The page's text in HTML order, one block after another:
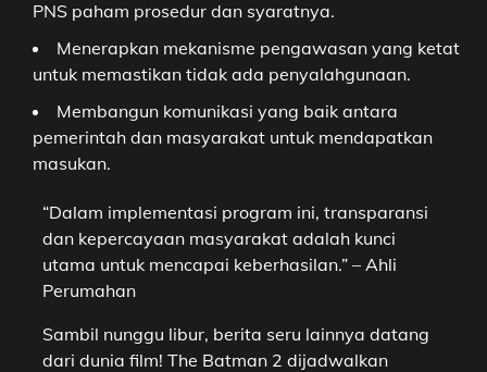
PNS paham prosedur dan syaratnya.
Menerapkan mekanisme pengawasan yang ketat
untuk memastikan tidak ada penyalahgunaan.
Membangun komunikasi yang baik antara
pemerintah dan masyarakat untuk mendapatkan
masukan.
“Dalam implementasi program ini, transparansi
dan kepercayaan masyarakat adalah kunci
utama untuk mencapai keberhasilan.” – Ahli
Perumahan
Sambil nunggu libur, berita seru lainnya datang
dari dunia film! The Batman 2 dijadwalkan